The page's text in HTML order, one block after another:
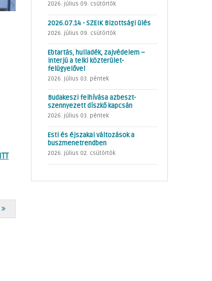
ITT
2026. július 09. csütörtök
2026.07.14 - SZEIK Bizottsági ülés
2026. július 09. csütörtök
Ebtartás, hulladék, zajvédelem –
interjú a telki közterület-
felügyelővel
2026. július 03. péntek
Budakeszi felhívása azbeszt-
szennyezett díszkő kapcsán
2026. július 03. péntek
Esti és éjszakai változások a
buszmenetrendben
2026. július 02. csütörtök